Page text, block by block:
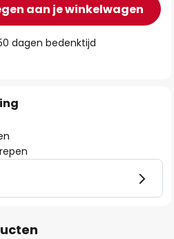
aan je winkelwagen
dagen bedenktijd